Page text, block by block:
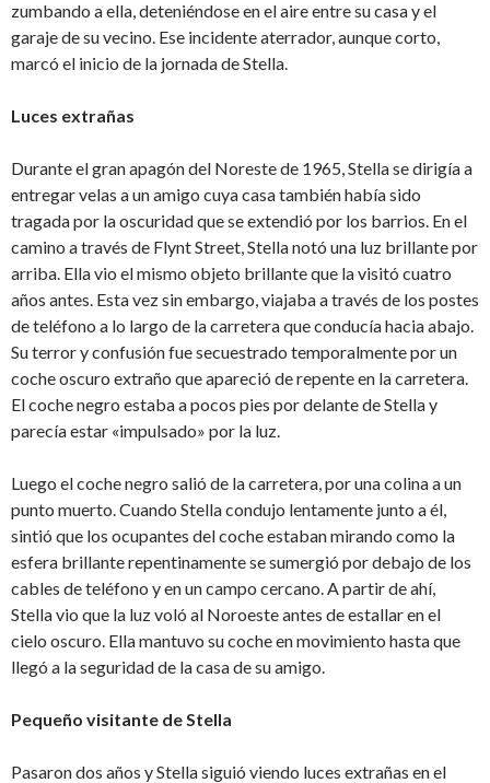
zumbando a ella, deteniéndose en el aire entre su casa y el
garaje de su vecino. Ese incidente aterrador, aunque corto,
marcó el inicio de la jornada de Stella.
Luces extrañas
Durante el gran apagón del Noreste de 1965, Stella se dirigía a
entregar velas a un amigo cuya casa también había sido
tragada por la oscuridad que se extendió por los barrios. En el
camino a través de Flynt Street, Stella notó una luz brillante por
arriba. Ella vio el mismo objeto brillante que la visitó cuatro
años antes. Esta vez sin embargo, viajaba a través de los postes
de teléfono a lo largo de la carretera que conducía hacia abajo.
Su terror y confusión fue secuestrado temporalmente por un
coche oscuro extraño que apareció de repente en la carretera.
El coche negro estaba a pocos pies por delante de Stella y
parecía estar «impulsado» por la luz.
Luego el coche negro salió de la carretera, por una colina a un
punto muerto. Cuando Stella condujo lentamente junto a él,
sintió que los ocupantes del coche estaban mirando como la
esfera brillante repentinamente se sumergió por debajo de los
cables de teléfono y en un campo cercano. A partir de ahí,
Stella vio que la luz voló al Noroeste antes de estallar en el
cielo oscuro. Ella mantuvo su coche en movimiento hasta que
llegó a la seguridad de la casa de su amigo.
Pequeño visitante de Stella
Pasaron dos años y Stella siguió viendo luces extrañas en el